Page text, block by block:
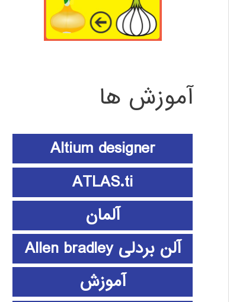
آموزش ها
Altium designer
ATLAS.ti
آلمان
آلن بردلی Allen bradley
آموزش